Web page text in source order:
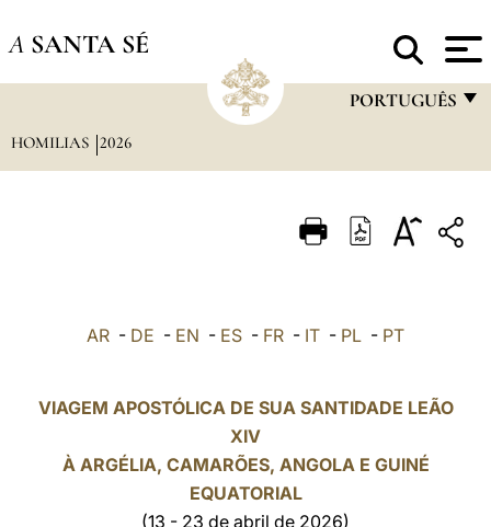
A SANTA SÉ
PORTUGUÊS
ITALIANO
POLSKI
HOMILIAS 2026
AR - DE - EN - ES - FR - IT - PL - PT
VIAGEM APOSTÓLICA DE SUA SANTIDADE LEÃO
XIV
À ARGÉLIA, CAMARÕES, ANGOLA E GUINÉ
EQUATORIAL
(13 - 23 de abril de 2026)